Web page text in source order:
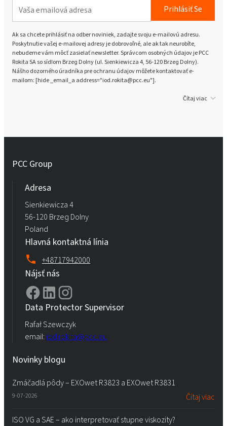
Prihlásiť Se
Ak sa chcete prihlásiť na odber noviniek, zadajte svoju e-mailovú adresu.
Poskytnutie vašej e-mailovej adresy je dobrovoľné, ale ak tak neurobíte,
nebudeme vám môcť zasielať newsletter. Správcom osobných údajov je PCC
Rokita SA so sídlom Brzeg Dolny (ul. Sienkiewicza 4, 56-120 Brzeg Dolny).
Nášho dozorného úradníka pre ochranu údajov môžete kontaktovať e-
mailom: [hide _email_a address="iod.rokita@pcc.eu"].
Čítaj viac
PCC Group
Adresa
Sienkiewicza 4
56-120 Brzeg Dolny
Poland
Hlavná kontaktná línia
+48717942000
Nájsť nás
Data Protector Supervisor
Rafał Szewczyk
email: iod.rokita@pcc.eu
Novinky blogu
Zmáčadlá pôdy – EXOwet R3823 a EXOwet R3831
9-07-2026 Čítaj viac
ISO VG a SAE – ako interpretovať stupne viskozity?